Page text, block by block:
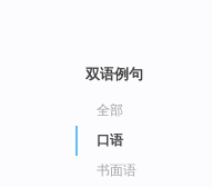
双语例句
全部
口语
书面语